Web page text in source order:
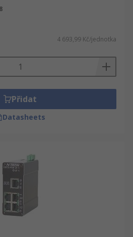
4 693,99 Kč/jednotka
Přidat
Datasheets